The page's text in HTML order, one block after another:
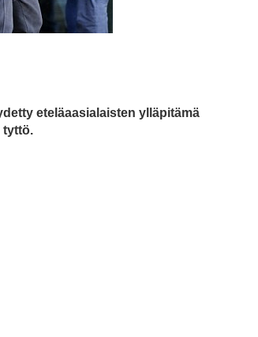
eteläaasialaisten ylläpitämä
tyttö.